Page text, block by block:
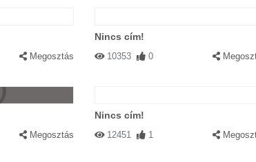
Megosztás
Nincs cím!
10353 0
Megosztás
Nincs cím!
12451 1